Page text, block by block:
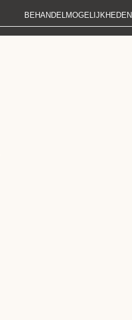
BEHANDELMOGELIJKHEDEN